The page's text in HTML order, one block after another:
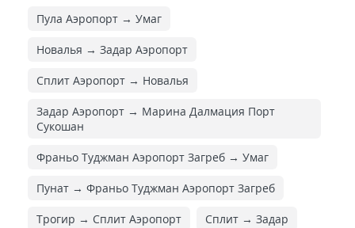
Пула Аэропорт → Умаг
Новалья → Задар Аэропорт
Сплит Аэропорт → Новалья
Задар Аэропорт → Марина Далмация Порт
Сукошан
Франьо Туджман Аэропорт Загреб → Умаг
Пунат → Франьо Туджман Аэропорт Загреб
Трогир → Сплит Аэропорт Сплит → Задар